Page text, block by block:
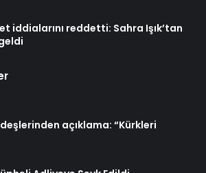
iddialarını reddetti: Sahra Işık’tan
açıklama: “Kürkleri